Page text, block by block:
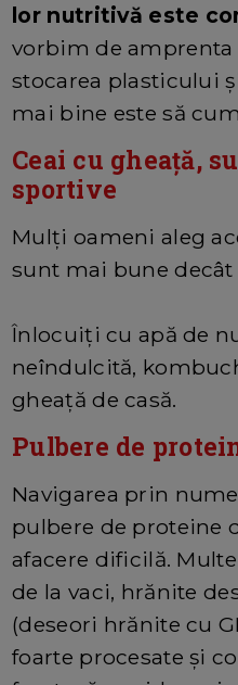
lor nutritivă este
vorbim de
stocarea plasticului
mai bine este să
Ceai cu gheață,
sportive
Mulți oameni aleg
sunt mai bune decât
Înlocuiți cu apă de
neîndulcită,
gheață de casă.
Pulbere de
Navigarea prin
pulbere de proteine
afacere dificilă.
de la vaci, hrănite
(deseori hrănite cu
foarte procesate și